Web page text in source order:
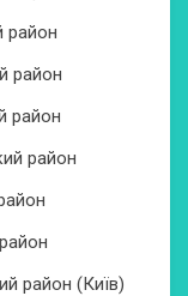
район
район
район
район
район (Київ)